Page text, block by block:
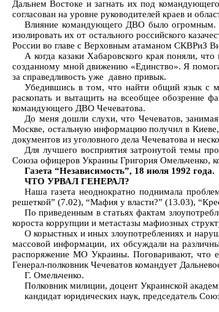
Дальнем Востоке и загнать их под
согласован на уровне руководителей краев и
Влияние командующего ДВО было огромным.
изолировать их от остального российского
России во главе с Верховным атаманом СКВРиЗ
А когда казаки Хабаровского края поняли,
созданному мной движению «Единство». Я
за справедливость уже давно привык.
Убедившись в том, что найти общий язык с
раскопать и вытащить на всеобщее обозрение
командующего ДВО Чечеватова.
До меня дошли слухи, что Чечеватов,
Москве, остальную информацию получил в Киеве,
документов из уголовного дела Чечеватова и
Для лучшего восприятия затронутой темы
Союза офицеров Украины Григория Омельченко,
Газета “Независимость”, 18 июля 1992 года.
ЧТО УРВАЛ ГЕНЕРАЛ?
Наша газета неоднократно поднимала
решеткой” (7.02), “Мафия у власти?” (13.03),
По приведенным в статьях фактам
короста коррупции и метастазы мафиозных
О корыстных и иных злоупотреблениях и
массовой информации, их обсуждали на
распоряжение МО Украины. Поговаривают, что
Генерал-полковник Чечеватов командует
Г. Омельченко.
Полковник милиции, доцент Украинской
кандидат юридических наук, председатель